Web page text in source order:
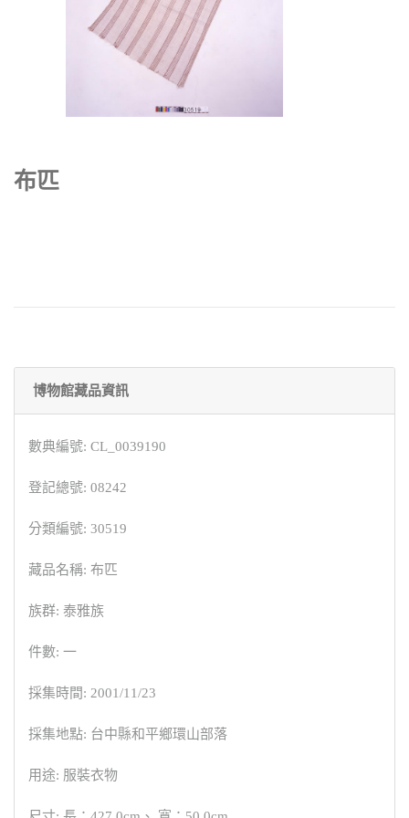
布匹
博物館藏品資訊
數典編號: CL_0039190
登記總號: 08242
分類編號: 30519
藏品名稱: 布匹
族群: 泰雅族
件數: 一
採集時間: 2001/11/23
採集地點: 台中縣和平鄉環山部落
用途: 服裝衣物